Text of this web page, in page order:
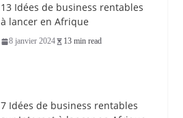
13 Idées de business rentables
à lancer en Afrique
8 janvier 2024 13 min read
7 Idées de business rentables